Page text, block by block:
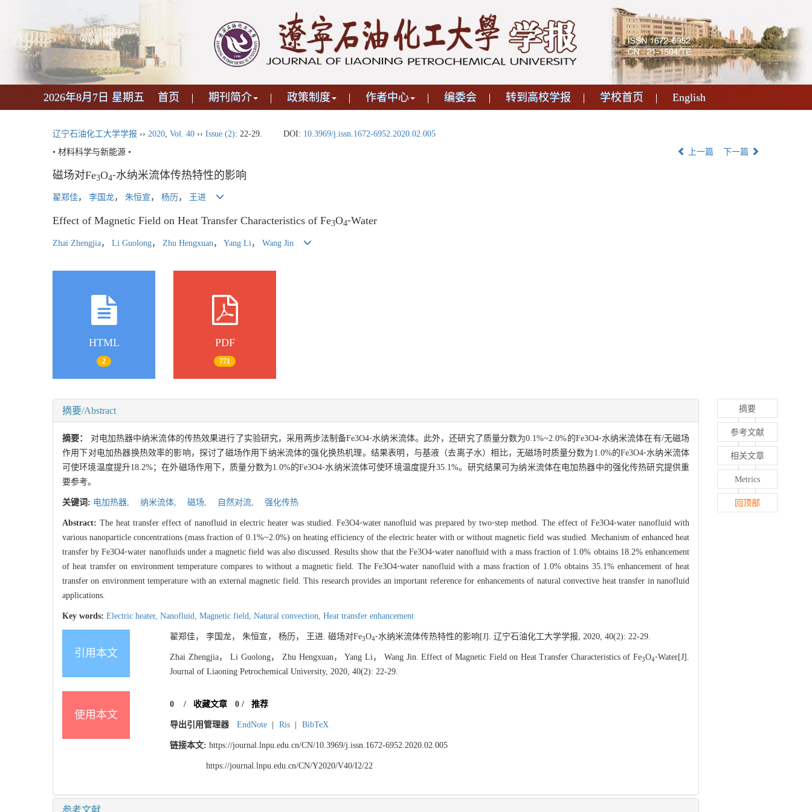
2026年8月7日 星期五 首页 期刊简介 政策制度 作者中心 编委会 转到高校学报 学校首页 English
辽宁石油化工大学学报 ›› 2020, Vol. 40 ›› Issue (2): 22-29. DOI: 10.3969/j.issn.1672-6952.2020.02.005
• 材料科学与新能源 •
上一篇 下一篇
磁场对Fe3O4⁃水纳米流体传热特性的影响
翟郑佳， 李国龙， 朱恒宣 ， 杨历 ， 王进
Effect of Magnetic Field on Heat Transfer Characteristics of Fe3O4⁃Water
Zhai Zhengjia， Li Guolong， Zhu Hengxuan ， Yang Li ， Wang Jin
HTML
2
PDF
771
摘要/Abstract
摘要： 对电加热器中纳米流体的传热效果进行了实验研究，采用两步法制备Fe3O4⁃水纳米流体。此外，还研究了质量分数为0.1%~2.0%的Fe3O4⁃水纳米流体在有/无磁场
作用下对电加热器换热效率的影响，探讨了磁场作用下纳米流体的强化换热机理。结果表明，与基液（去离子水）相比，无磁场时质量分数为1.0%的Fe3O4⁃水纳米流体
可使环境温度提升18.2%；在外磁场作用下，质量分数为1.0%的Fe3O4⁃水纳米流体可使环境温度提升35.1%。研究结果可为纳米流体在电加热器中的强化传热研究提供重
要参考。
关键词: 电加热器, 纳米流体, 磁场, 自然对流, 强化传热
Abstract: The heat transfer effect of nanofluid in electric heater was studied. Fe3O4⁃water nanofluid was prepared by two⁃step method. The effect of Fe3O4⁃water nanofluid with
various nanoparticle concentrations (mass fraction of 0.1%~2.0%) on heating efficiency of the electric heater with or without magnetic field was studied. Mechanism of enhanced heat
transfer by Fe3O4⁃water nanofluids under a magnetic field was also discussed. Results show that the Fe3O4⁃water nanofluid with a mass fraction of 1.0% obtains 18.2% enhancement
of heat transfer on environment temperature compares to without a magnetic field. The Fe3O4⁃water nanofluid with a mass fraction of 1.0% obtains 35.1% enhancement of heat
transfer on environment temperature with an external magnetic field. This research provides an important reference for enhancements of natural convective heat transfer in nanofluid
applications.
Key words: Electric heater, Nanofluid, Magnetic field, Natural convection, Heat transfer enhancement
引用本文
翟郑佳， 李国龙， 朱恒宣， 杨历， 王进. 磁场对Fe3O4⁃水纳米流体传热特性的影响[J]. 辽宁石油化工大学学报, 2020, 40(2): 22-29.
Zhai Zhengjia， Li Guolong， Zhu Hengxuan， Yang Li， Wang Jin. Effect of Magnetic Field on Heat Transfer Characteristics of Fe3O4⁃Water[J].
Journal of Liaoning Petrochemical University, 2020, 40(2): 22-29.
使用本文
0 / 收藏文章 0/ 推荐
导出引用管理器 EndNote Ris BibTeX
链接本文: https://journal.lnpu.edu.cn/CN/10.3969/j.issn.1672-6952.2020.02.005
https://journal.lnpu.edu.cn/CN/Y2020/V40/I2/22
摘要
参考文献
相关文章
Metrics
回顶部